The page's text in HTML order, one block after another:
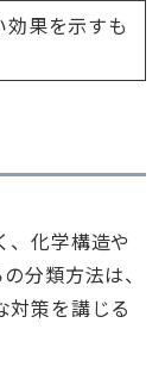
果を示すも
、化学構造や
分類方法は、
対策を講じる